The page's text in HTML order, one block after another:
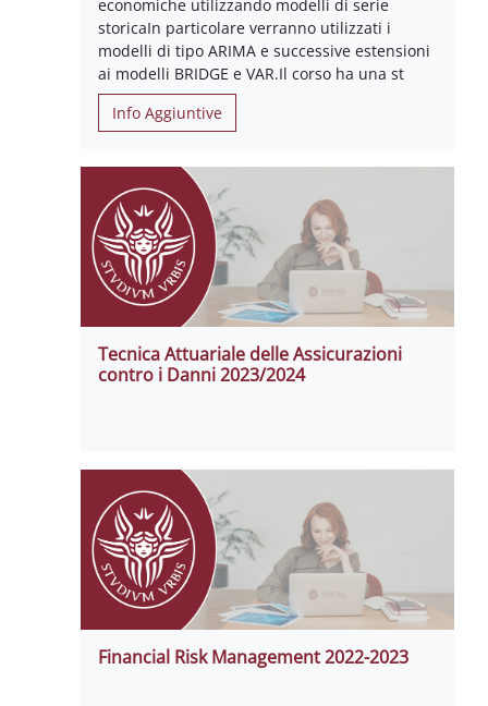
economiche utilizzando modelli di serie
storicaIn particolare verranno utilizzati i
modelli di tipo ARIMA e successive estensioni
ai modelli BRIDGE e VAR.Il corso ha una st
Info Aggiuntive
Tecnica Attuariale delle Assicurazioni
contro i Danni 2023/2024
Financial Risk Management 2022-2023